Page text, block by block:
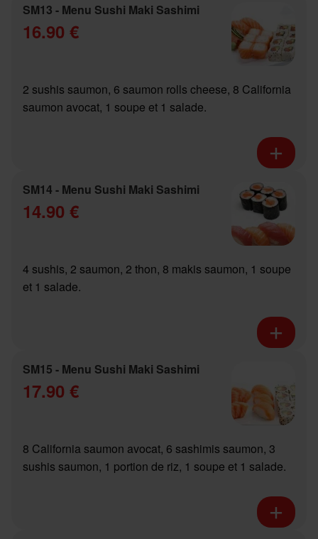
SM13 - Menu Sushi Maki Sashimi
16.90 €
2 sushis saumon, 6 saumon rolls cheese, 8 California
saumon avocat, 1 soupe et 1 salade.
SM14 - Menu Sushi Maki Sashimi
14.90 €
4 sushis, 2 saumon, 2 thon, 8 makis saumon, 1 soupe
et 1 salade.
SM15 - Menu Sushi Maki Sashimi
17.90 €
8 California saumon avocat, 6 sashimis saumon, 3
sushis saumon, 1 portion de riz, 1 soupe et 1 salade.